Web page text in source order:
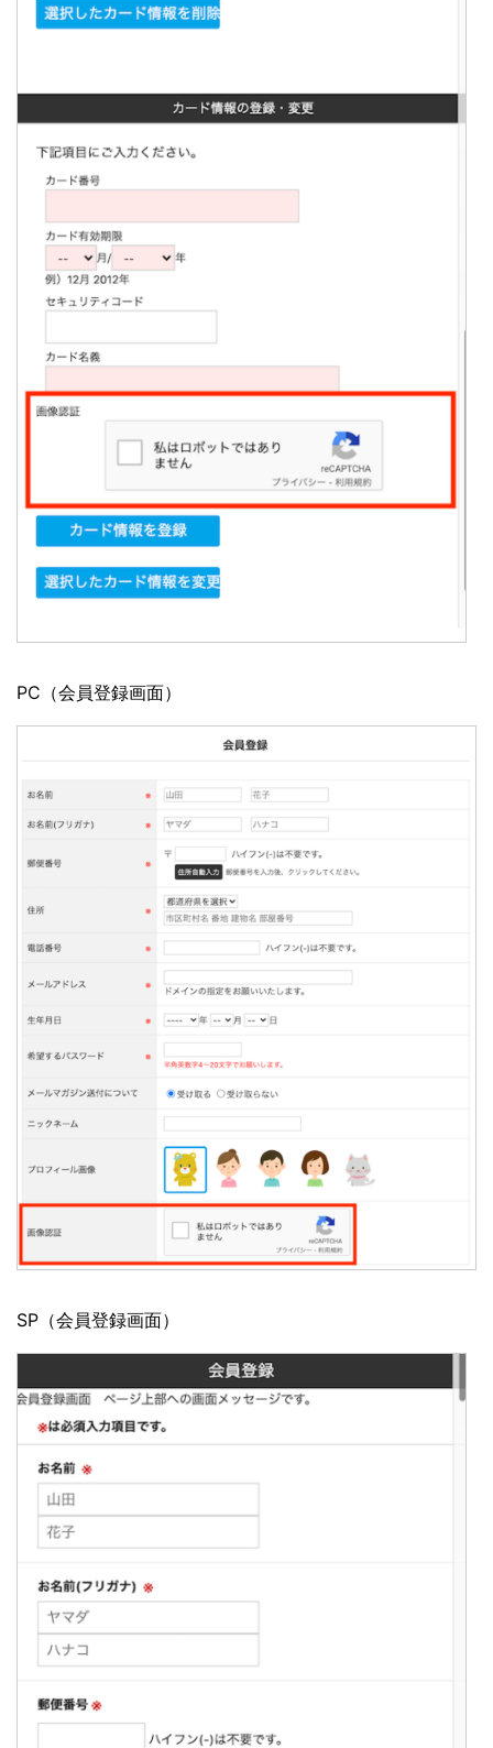
PC（会員登録画面）
SP（会員登録画面）